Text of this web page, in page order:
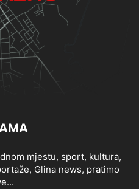
mjestu, sport, kultura,
Glina news, pratimo